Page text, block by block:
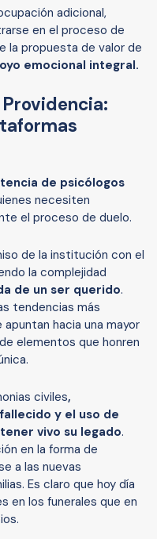
adicional,
en el proceso de
la propuesta de valor de
emocional integral.
de psicólogos
necesiten
el proceso de duelo.
de la institución con el
la complejidad
de un ser querido.
tendencias más
hacia una mayor
elementos que honren
civiles,
y el uso de
vivo su legado.
en la forma de
a las nuevas
Es claro que hoy día
en los funerales que en